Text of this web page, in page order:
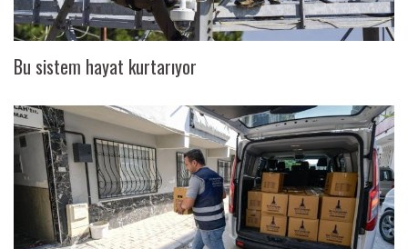
Bu sistem hayat kurtarıyor